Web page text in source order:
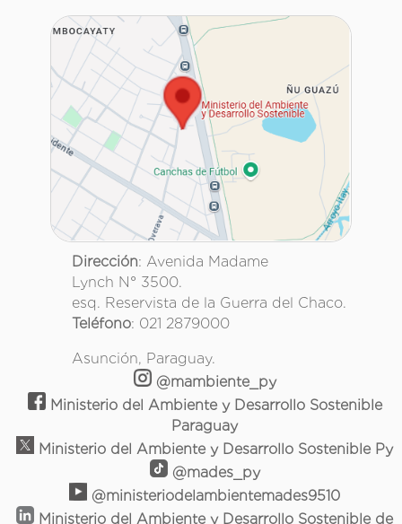
Dirección: Avenida Madame
Lynch N° 3500.
esq. Reservista de la Guerra del Chaco.
Teléfono: 021 2879000
Asunción, Paraguay.
@mambiente_py
Ministerio del Ambiente y Desarrollo Sostenible
Paraguay
Ministerio del Ambiente y Desarrollo Sostenible Py
@mades_py
@ministeriodelambientemades9510
Ministerio del Ambiente y Desarrollo Sostenible de